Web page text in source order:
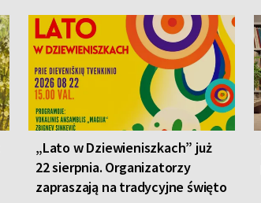
„Lato w Dziewieniszkach” już
22 sierpnia. Organizatorzy
zapraszają na tradycyjne święto